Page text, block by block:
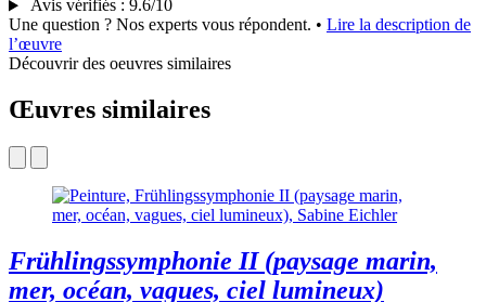
Avis vérifiés : 9.6/10
Une question ? Nos experts vous répondent. • Lire la description de
l’œuvre
Découvrir des oeuvres similaires
Œuvres similaires
Frühlingssymphonie II (paysage marin,
mer, océan, vagues, ciel lumineux)